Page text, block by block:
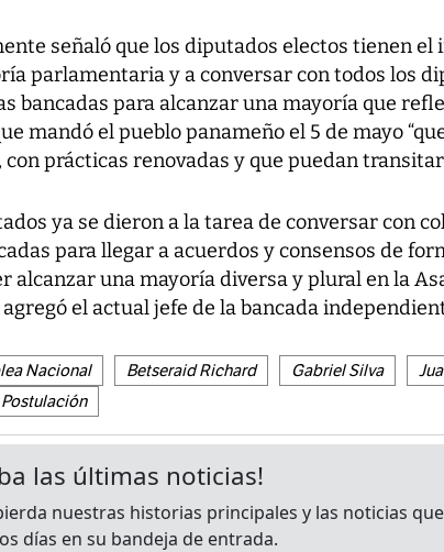
señaló que los diputados electos tienen el
parlamentaria y a conversar con todos los
bancadas para alcanzar una mayoría que
mandó el pueblo panameño el 5 de mayo
con prácticas renovadas y que puedan
ya se dieron a la tarea de conversar con
para llegar a acuerdos y consensos de
alcanzar una mayoría diversa y plural en la
agregó el actual jefe de la bancada
Nacional Betseraid Richard Gabriel Silva